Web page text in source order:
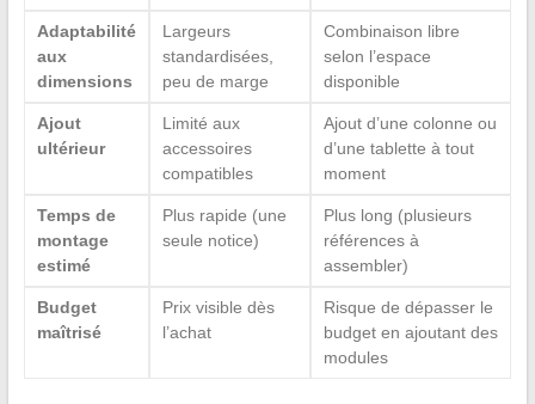
Adaptabilité
aux
dimensions
Largeurs
standardisées,
peu de marge
Combinaison libre
selon l’espace
disponible
Ajout
ultérieur
Limité aux
accessoires
compatibles
Ajout d’une colonne ou
d’une tablette à tout
moment
Temps de
montage
estimé
Plus rapide (une
seule notice)
Plus long (plusieurs
références à
assembler)
Budget
maîtrisé
Prix visible dès
l’achat
Risque de dépasser le
budget en ajoutant des
modules